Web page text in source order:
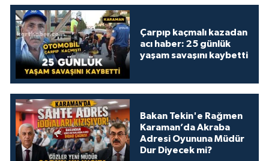
Çarpıp kaçmalı kazadan
acı haber: 25 günlük
yaşam savaşını kaybetti
Bakan Tekin'e Rağmen
Karaman’da Akraba
Adresi Oyununa Müdür
Dur Diyecek mi?